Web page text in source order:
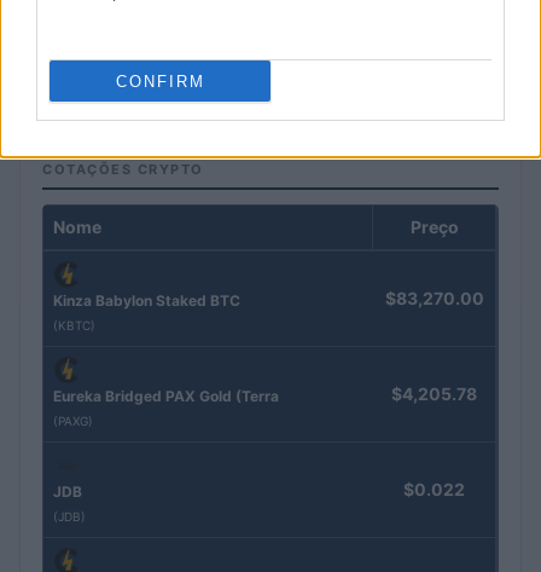
CONFIRM
Rafael Oliveira · 5 ago 2026
COTAÇÕES CRYPTO
Nome Preço
Kinza Babylon Staked BTC
(KBTC)
$83,270.00
Eureka Bridged PAX Gold (Terra
(PAXG)
$4,205.78
JDB
(JDB)
$0.022